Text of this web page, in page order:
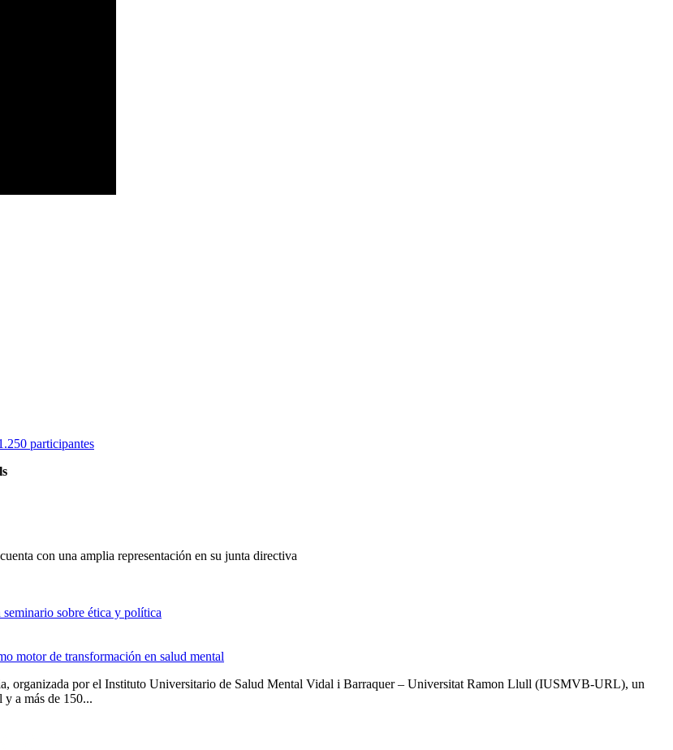
participantes
con una amplia representación en su junta directiva
sobre ética y política
motor de transformación en salud mental
organizada por el Instituto Universitario de Salud Mental Vidal i Barraquer – Universitat Ramon Llull (IUSMVB-URL), un
y a más de 150...